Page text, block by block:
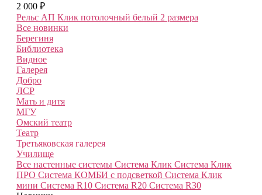
2 000 ₽
Рельс АП Клик потолочный белый 2 размера
Все новинки
Берегиня
Библиотека
Видное
Галерея
Добро
ЛСР
Мать и дитя
МГУ
Омский театр
Театр
Третьяковская галерея
Училище
Все настенные системы Система Клик Система Клик
ПРО Система КОМБИ с подсветкой Система Клик
мини Система R10 Система R20 Система R30